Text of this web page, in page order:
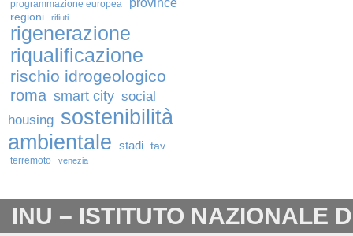
programmazione europea
regioni rifiuti
rigenerazione
riqualificazione
rischio idrogeologico
roma smart city social
housing sostenibilità
ambientale stadi tav
terremoto venezia
INU – ISTITUTO NAZIONALE